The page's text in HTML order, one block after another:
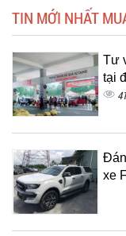
TIN MỚI NHẤT
Tư
tại
xe